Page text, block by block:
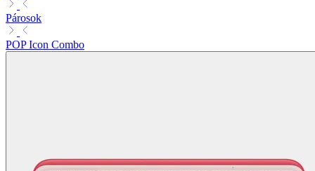
Párosok
POP Icon Combo